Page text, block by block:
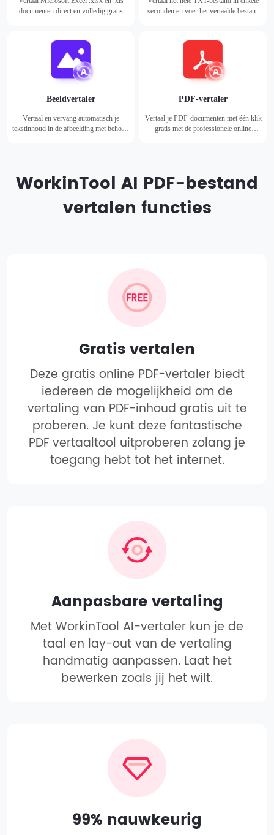
documenten direct en volledig gratis
seconden en voer het vertaalde bestand
Beeldvertaler
Vertaal en vervang automatisch je
tekstinhoud in de afbeelding met behoud
PDF-vertaler
Vertaal je PDF-documenten met één klik
gratis met de professionele online
WorkinTool AI PDF-bestand
vertalen functies
Gratis vertalen
Deze gratis online PDF-vertaler biedt
iedereen de mogelijkheid om de
vertaling van PDF-inhoud gratis uit te
proberen. Je kunt deze fantastische
PDF vertaaltool uitproberen zolang je
toegang hebt tot het internet.
Aanpasbare vertaling
Met WorkinTool AI-vertaler kun je de
taal en lay-out van de vertaling
handmatig aanpassen. Laat het
bewerken zoals jij het wilt.
99% nauwkeurig